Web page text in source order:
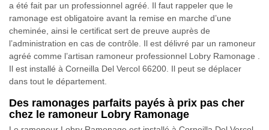
a été fait par un professionnel agréé. Il faut rappeler que le
ramonage est obligatoire avant la remise en marche d’une
cheminée, ainsi le certificat sert de preuve auprès de
l’administration en cas de contrôle. Il est délivré par un ramoneur
agréé comme l’artisan ramoneur professionnel Lobry Ramonage .
Il est installé à Corneilla Del Vercol 66200. Il peut se déplacer
dans tout le département.
Des ramonages parfaits payés à prix pas cher
chez le ramoneur Lobry Ramonage